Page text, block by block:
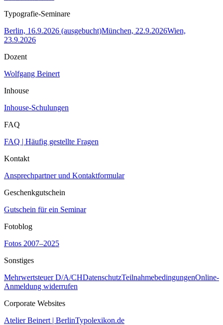
Typografie-Seminare
Berlin, 16.9.2026 (ausgebucht)München, 22.9.2026Wien,
23.9.2026
Dozent
Wolfgang Beinert
Inhouse
Inhouse-Schulungen
FAQ
FAQ | Häufig gestellte Fragen
Kontakt
Ansprechpartner und Kontaktformular
Geschenkgutschein
Gutschein für ein Seminar
Fotoblog
Fotos 2007–2025
Sonstiges
Mehrwertsteuer D/A/CHDatenschutzTeilnahmebedingungenOnline-
Anmeldung widerrufen
Corporate Websites
Atelier Beinert | BerlinTypolexikon.de